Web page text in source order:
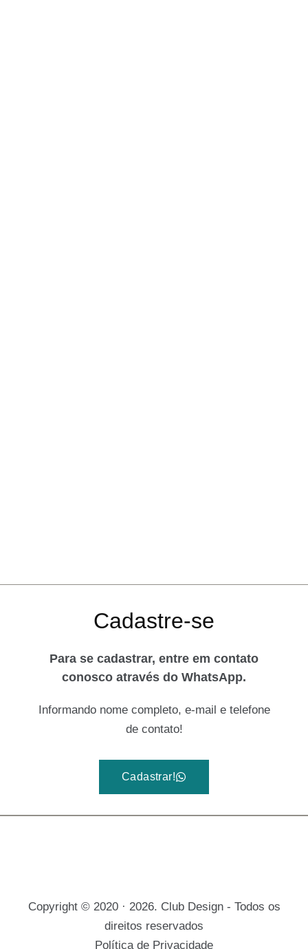
Cadastre-se
Para se cadastrar, entre em contato
conosco através do WhatsApp.
Informando nome completo, e-mail e telefone
de contato!
Cadastrar!
Copyright © 2020 · 2026. Club Design - Todos os
direitos reservados
Política de Privacidade